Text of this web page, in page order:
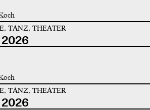
TANZ, THEATER
2026
TANZ, THEATER
2026